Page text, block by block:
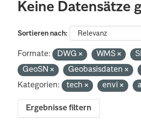
Keine Datensätze
Sortieren nach
Formate: DWG WMS
GeoSN
Geobasisdaten
Kategorien:
tech envi
Ergebnisse filtern